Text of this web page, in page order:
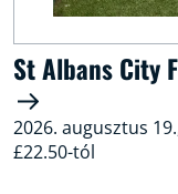
St Albans City
2026. augusztus
£22.50-tól